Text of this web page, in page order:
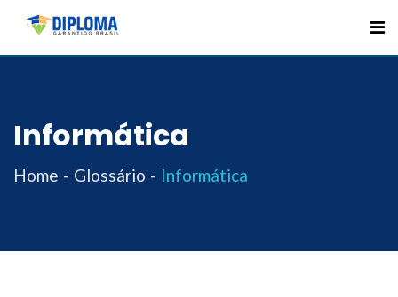
Skip
Informática
Home Glossário Informática